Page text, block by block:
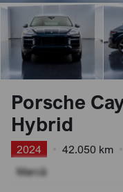
Porsche
Hybrid
2024 42.050 km
Marcă